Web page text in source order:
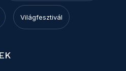
Világfesztivál